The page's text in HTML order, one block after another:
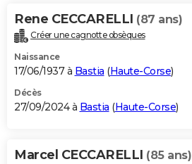
Rene CECCARELLI (87 ans)
Créer une cagnotte obsèques
Naissance
17/06/1937 à Bastia (Haute-Corse)
Décès
27/09/2024 à Bastia (Haute-Corse)
Marcel CECCARELLI (85 ans)